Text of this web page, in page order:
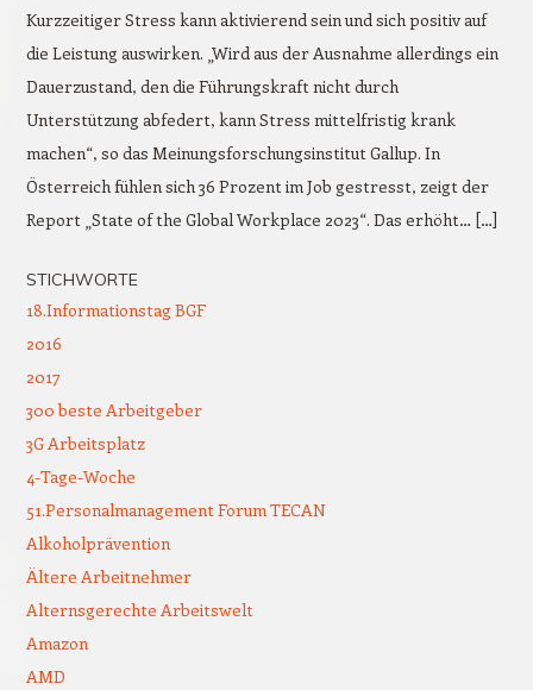
Kurzzeitiger Stress kann aktivierend sein und sich positiv auf
die Leistung auswirken. „Wird aus der Ausnahme allerdings ein
Dauerzustand, den die Führungskraft nicht durch
Unterstützung abfedert, kann Stress mittelfristig krank
machen“, so das Meinungsforschungsinstitut Gallup. In
Österreich fühlen sich 36 Prozent im Job gestresst, zeigt der
Report „State of the Global Workplace 2023“. Das erhöht… […]
STICHWORTE
18.Informationstag BGF
2016
2017
300 beste Arbeitgeber
3G Arbeitsplatz
4-Tage-Woche
51.Personalmanagement Forum TECAN
Alkoholprävention
Ältere Arbeitnehmer
Alternsgerechte Arbeitswelt
Amazon
AMD